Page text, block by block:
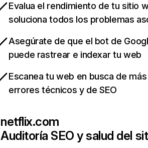
Evalua el rendimiento de tu sitio
soluciona todos los problemas
Asegúrate de que el bot de
puede rastrear e indexar tu web
Escanea tu web en busca de
errores técnicos y de SEO
netflix.com
Auditoría SEO y salud del